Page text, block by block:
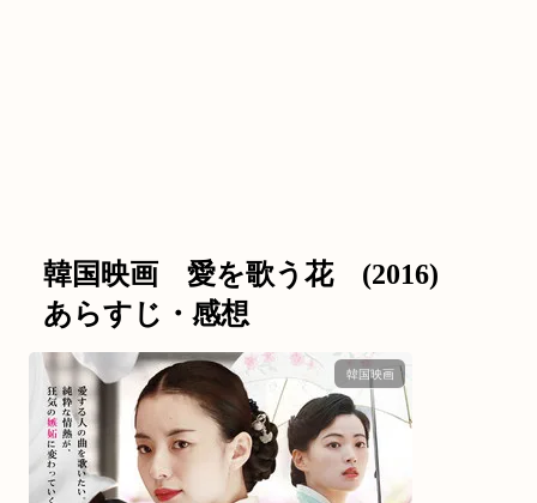
韓国映画 愛を歌う花 (2016)
あらすじ・感想
韓国映画